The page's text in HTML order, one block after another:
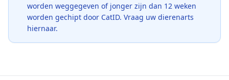
worden weggegeven of jonger zijn dan 12 weken
worden gechipt door CatID. Vraag uw dierenarts
hiernaar.